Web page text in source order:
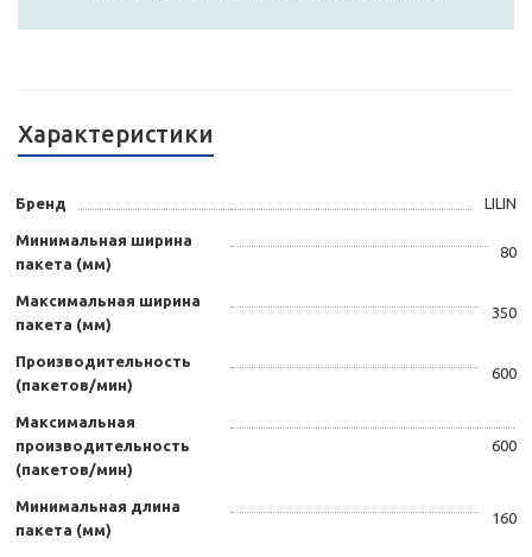
Характеристики
Бренд LILIN
Минимальная ширина
пакета (мм)
80
Максимальная ширина
пакета (мм)
350
Производительность
(пакетов/мин)
600
Максимальная
производительность
(пакетов/мин)
600
Минимальная длина
пакета (мм)
160